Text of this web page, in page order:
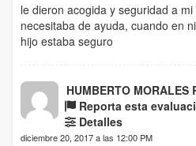
le dieron acogida y seguridad a
necesitaba de ayuda, cuando en
hijo estaba seguro
HUMBERTO
Reporta esta
Detalles
diciembre 20, 2017 a las 12:00 PM